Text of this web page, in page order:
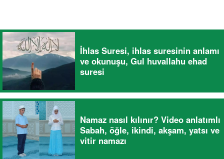
İhlas Suresi, ihlas suresinin anlamı
ve okunuşu, Gul huvallahu ehad
suresi
Namaz nasıl kılınır? Video anlatımlı
Sabah, öğle, ikindi, akşam, yatsı ve
vitir namazı